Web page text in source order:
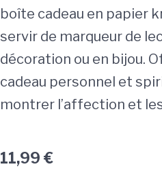
boîte cadeau en papier
servir de marqueur de
décoration ou en bijou.
cadeau personnel et
montrer l’affection et
11,99 €